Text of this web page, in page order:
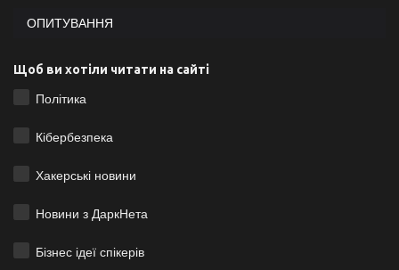
ОПИТУВАННЯ
Щоб ви хотіли читати на сайті
Політика
Кібербезпека
Хакерські новини
Новини з ДаркНета
Бізнес ідеї спікерів